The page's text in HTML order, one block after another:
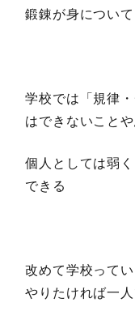
鍛錬が身につい
学校では「規律
はできないこと
個人としては弱
できる
改めて学校って
やりたければ一